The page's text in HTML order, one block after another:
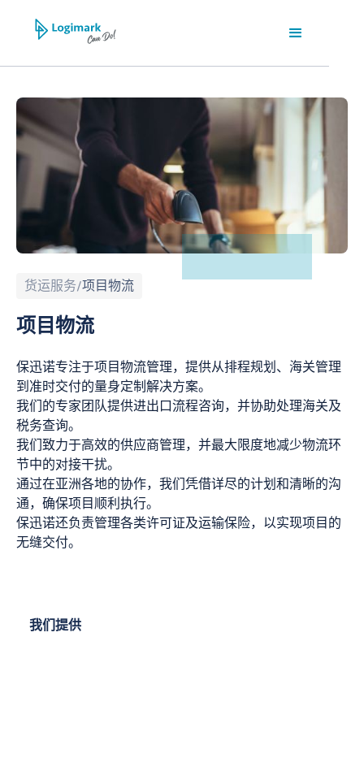
货运服务/项目物流
项目物流
保迅诺专注于项目物流管理，提供从排程规划、海关管理
到准时交付的量身定制解决方案。
我们的专家团队提供进出口流程咨询，并协助处理海关及
税务查询。
我们致力于高效的供应商管理，并最大限度地减少物流环
节中的对接干扰。
通过在亚洲各地的协作，我们凭借详尽的计划和清晰的沟
通，确保项目顺利执行。
保迅诺还负责管理各类许可证及运输保险，以实现项目的
无缝交付。
我们提供